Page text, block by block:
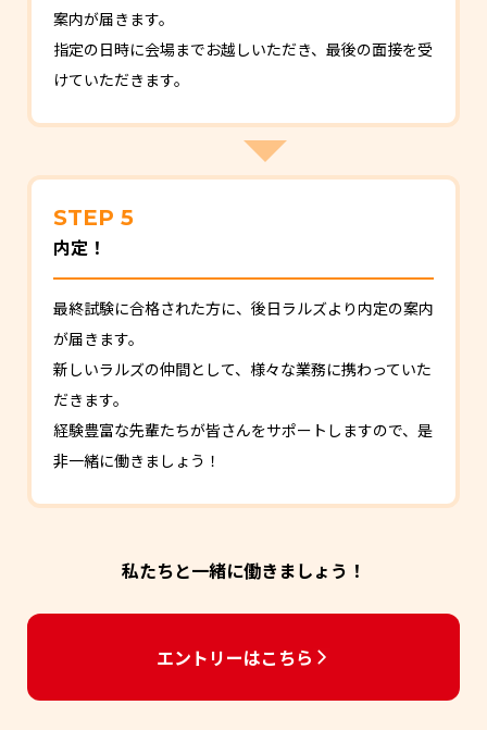
案内が届きます。
指定の日時に会場までお越しいただき、最後の面接を受
けていただきます。
STEP 5
内定！
最終試験に合格された方に、後日ラルズより内定の案内
が届きます。
新しいラルズの仲間として、様々な業務に携わっていた
だきます。
経験豊富な先輩たちが皆さんをサポートしますので、是
非一緒に働きましょう！
私たちと一緒に働きましょう！
エントリーはこちら